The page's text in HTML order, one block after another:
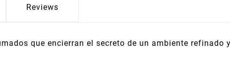
Reviews
que encierran el secreto de un ambiente refinado